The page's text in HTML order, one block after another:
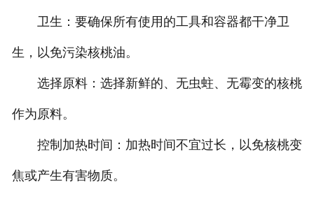
卫生：要确保所有使用的工具和容器都干净卫
生，以免污染核桃油。
选择原料：选择新鲜的、无虫蛀、无霉变的核桃
作为原料。
控制加热时间：加热时间不宜过长，以免核桃变
焦或产生有害物质。